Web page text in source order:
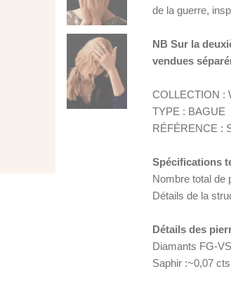
de la guerre,
NB Sur la
vendues
COLLECTION :
TYPE : BAGUE
RÉFÉRENCE :
Spécifications
Nombre total de
Détails de la
Détails des
Diamants FG-
Saphir :~0,07 cts